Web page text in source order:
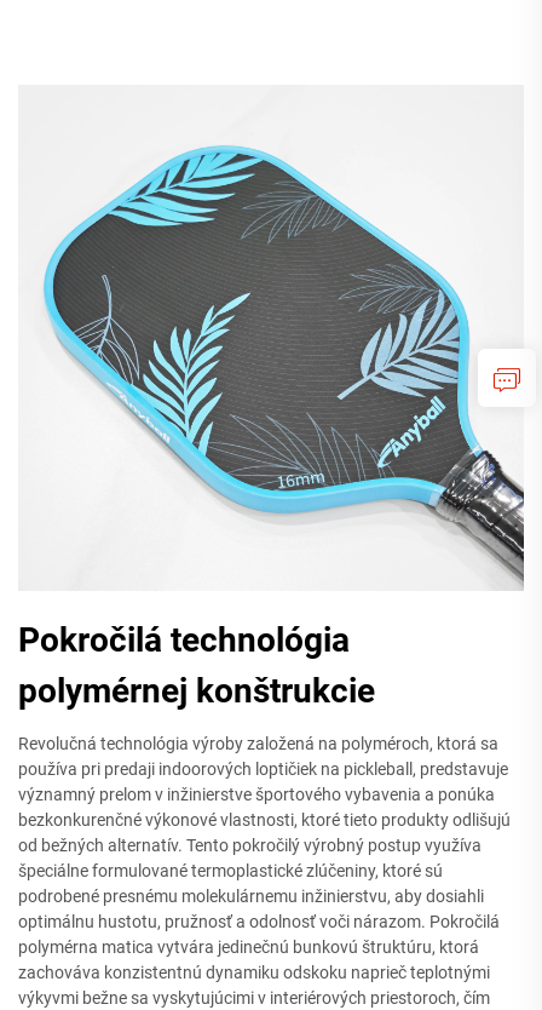
Pokročilá technológia
polymérnej konštrukcie
Revolučná technológia výroby založená na polyméroch, ktorá sa
používa pri predaji indoorových loptičiek na pickleball, predstavuje
významný prelom v inžinierstve športového vybavenia a ponúka
bezkonkurenčné výkonové vlastnosti, ktoré tieto produkty odlišujú
od bežných alternatív. Tento pokročilý výrobný postup využíva
špeciálne formulované termoplastické zlúčeniny, ktoré sú
podrobené presnému molekulárnemu inžinierstvu, aby dosiahli
optimálnu hustotu, pružnosť a odolnosť voči nárazom. Pokročilá
polymérna matica vytvára jedinečnú bunkovú štruktúru, ktorá
zachováva konzistentnú dynamiku odskoku naprieč teplotnými
výkyvmi bežne sa vyskytujúcimi v interiérových priestoroch, čím